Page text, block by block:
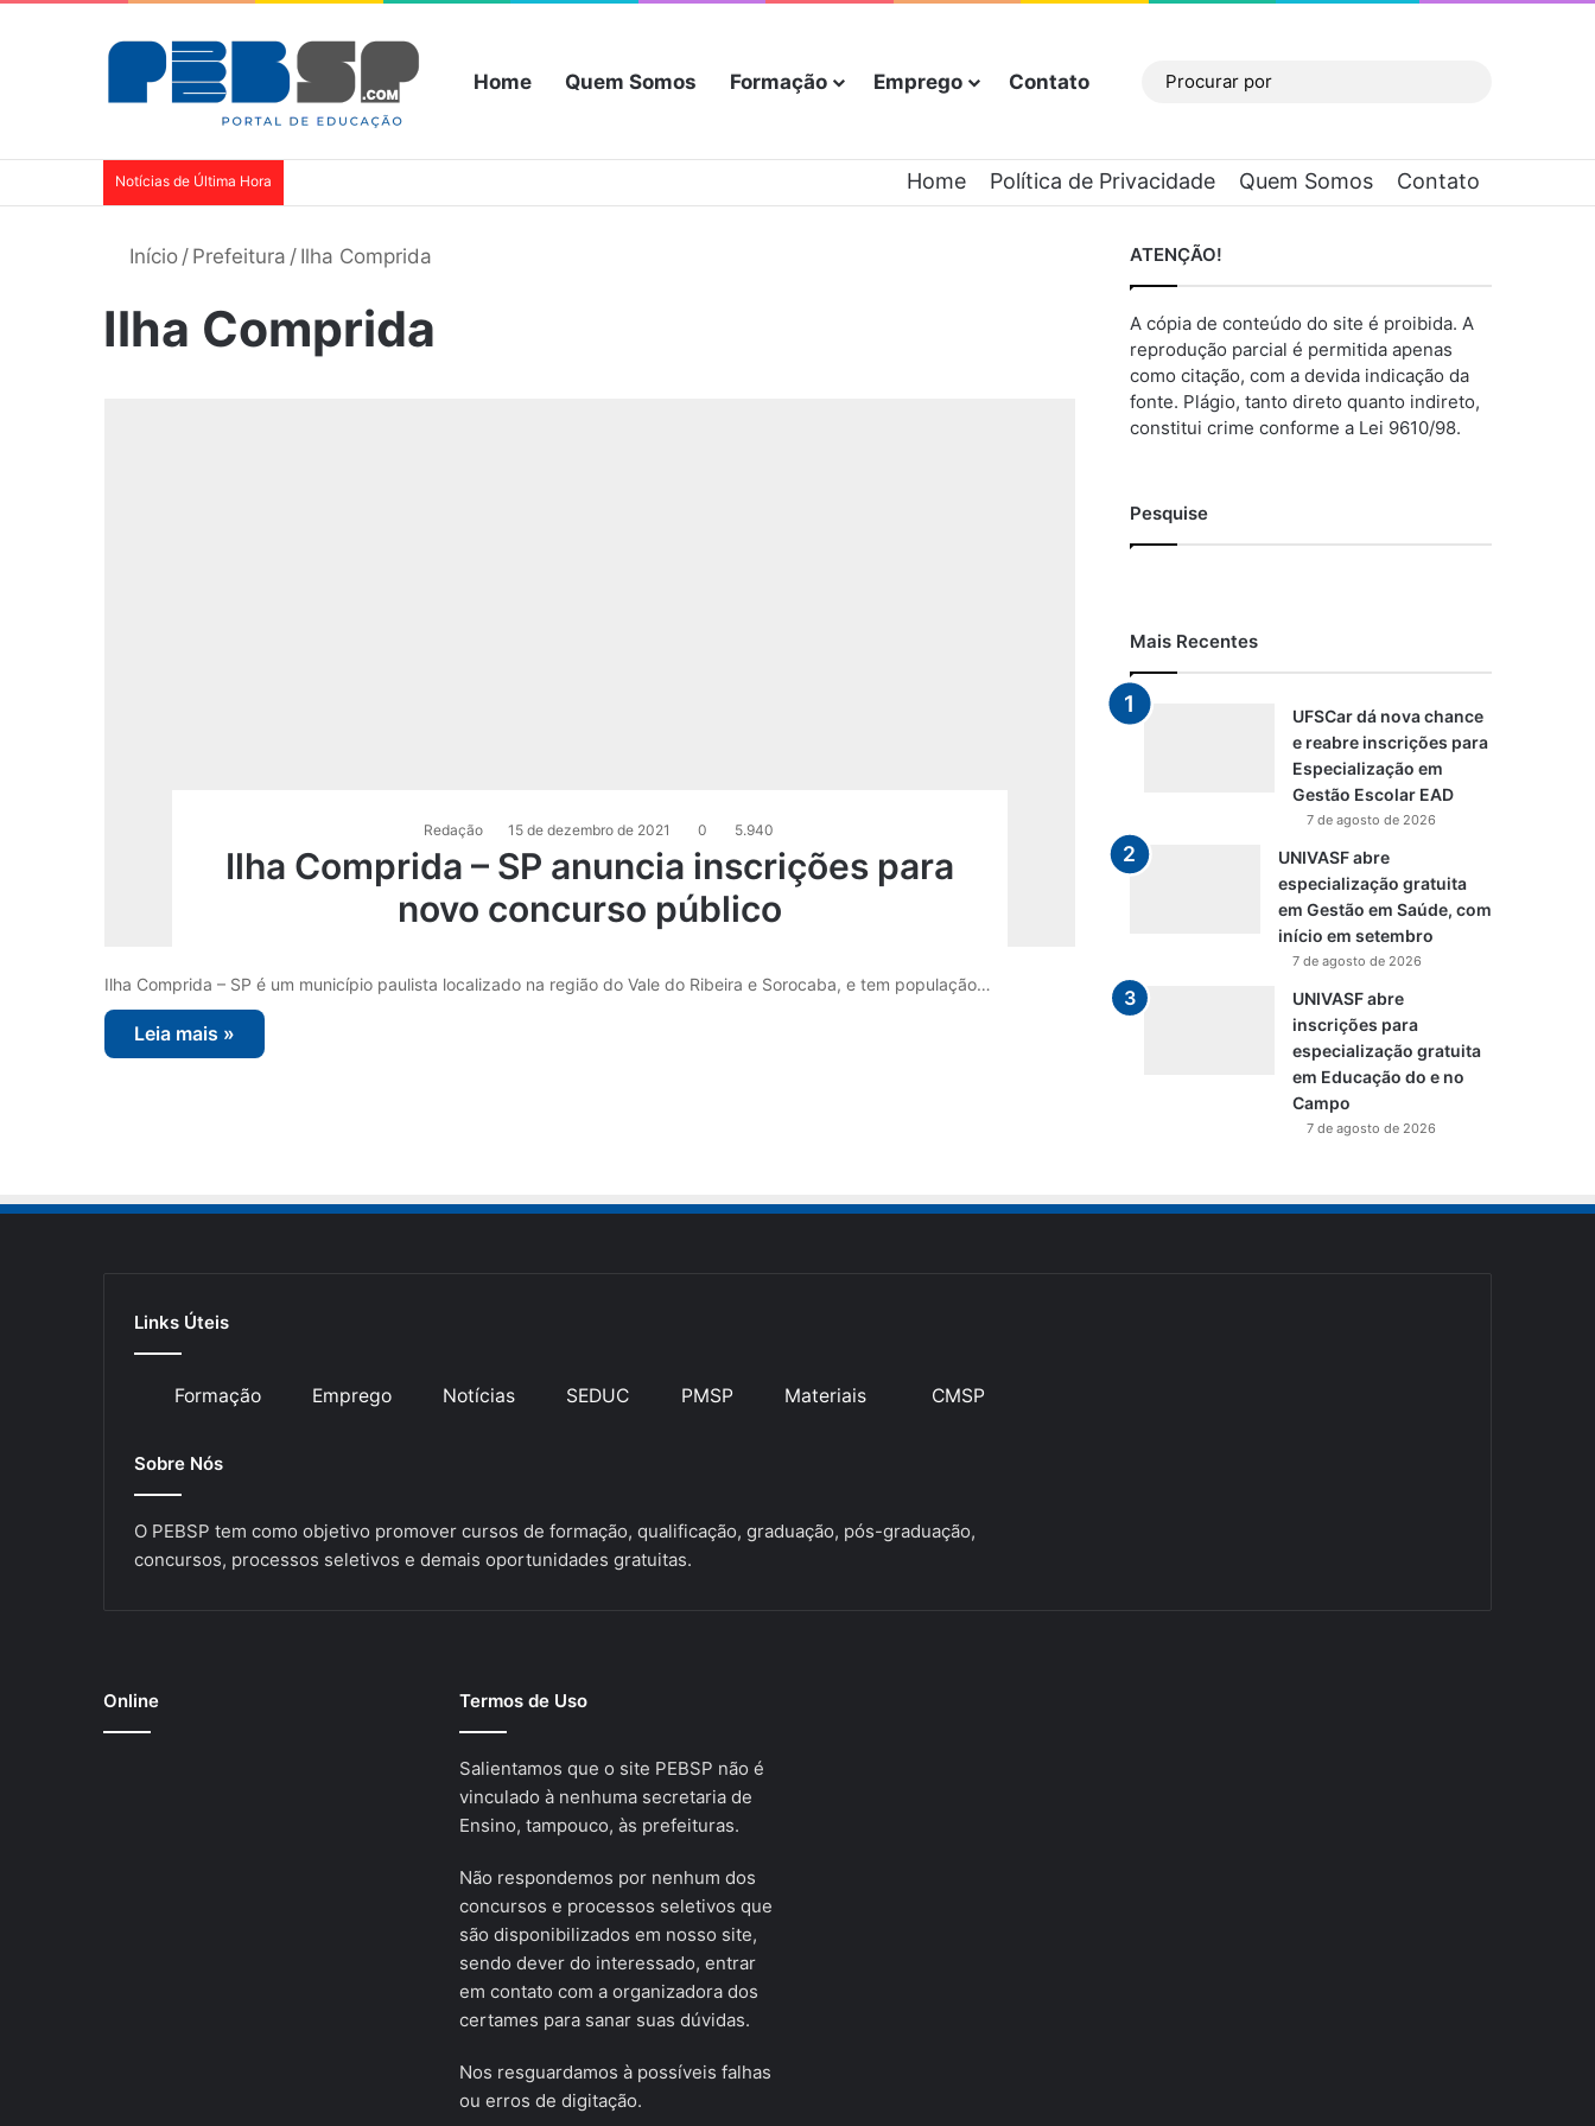
Home Quem Somos Formação Emprego Contato Barra Lateral
Notícias de Última Hora Home Política de Privacidade Quem Somos Contato
Início / Prefeitura / Ilha Comprida
Ilha Comprida
Redação 15 de dezembro de 2021 0 5.940
Ilha Comprida – SP anuncia inscrições para
novo concurso público
Ilha Comprida – SP é um município paulista localizado na região do Vale do Ribeira e Sorocaba, e tem população…
Leia mais »
ATENÇÃO!
A cópia de conteúdo do site é proibida. A
reprodução parcial é permitida apenas
como citação, com a devida indicação da
fonte. Plágio, tanto direto quanto indireto,
constitui crime conforme a Lei 9610/98.
Pesquise
Mais Recentes
UFSCar dá nova chance
e reabre inscrições para
Especialização em
Gestão Escolar EAD
7 de agosto de 2026
UNIVASF abre
especialização gratuita
em Gestão em Saúde, com
início em setembro
7 de agosto de 2026
UNIVASF abre
inscrições para
especialização gratuita
em Educação do e no
Campo
7 de agosto de 2026
Links Úteis
Formação Emprego Notícias SEDUC PMSP Materiais CMSP
Sobre Nós
O PEBSP tem como objetivo promover cursos de formação, qualificação, graduação, pós-graduação,
concursos, processos seletivos e demais oportunidades gratuitas.
Online Termos de Uso
Salientamos que o site PEBSP não é
vinculado à nenhuma secretaria de
Ensino, tampouco, às prefeituras.
Não respondemos por nenhum dos
concursos e processos seletivos que
são disponibilizados em nosso site,
sendo dever do interessado, entrar
em contato com a organizadora dos
certames para sanar suas dúvidas.
Nos resguardamos à possíveis falhas
ou erros de digitação.